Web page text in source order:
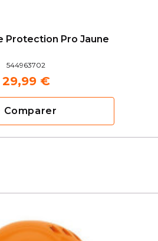
Protection Pro Jaune
544963702
29,99 €
Comparer